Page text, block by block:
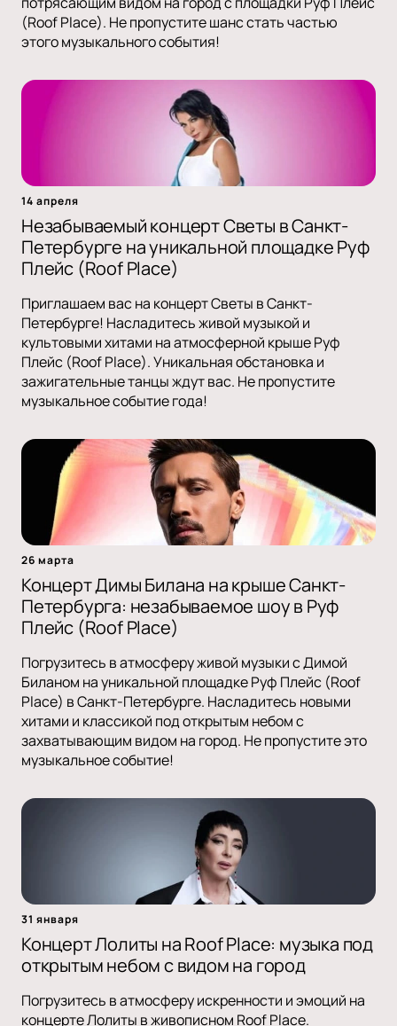
(Roof Place). Не пропустите шанс стать частью
этого музыкального события!
14 апреля
Незабываемый концерт Светы в Санкт-
Петербурге на уникальной площадке Руф
Плейс (Roof Place)
Приглашаем вас на концерт Светы в Санкт-
Петербурге! Насладитесь живой музыкой и
культовыми хитами на атмосферной крыше Руф
Плейс (Roof Place). Уникальная обстановка и
зажигательные танцы ждут вас. Не пропустите
музыкальное событие года!
26 марта
Концерт Димы Билана на крыше Санкт-
Петербурга: незабываемое шоу в Руф
Плейс (Roof Place)
Погрузитесь в атмосферу живой музыки с Димой
Биланом на уникальной площадке Руф Плейс (Roof
Place) в Санкт-Петербурге. Насладитесь новыми
хитами и классикой под открытым небом с
захватывающим видом на город. Не пропустите это
музыкальное событие!
31 января
Концерт Лолиты на Roof Place: музыка под
открытым небом с видом на город
Погрузитесь в атмосферу искренности и эмоций на
концерте Лолиты в живописном Roof Place.